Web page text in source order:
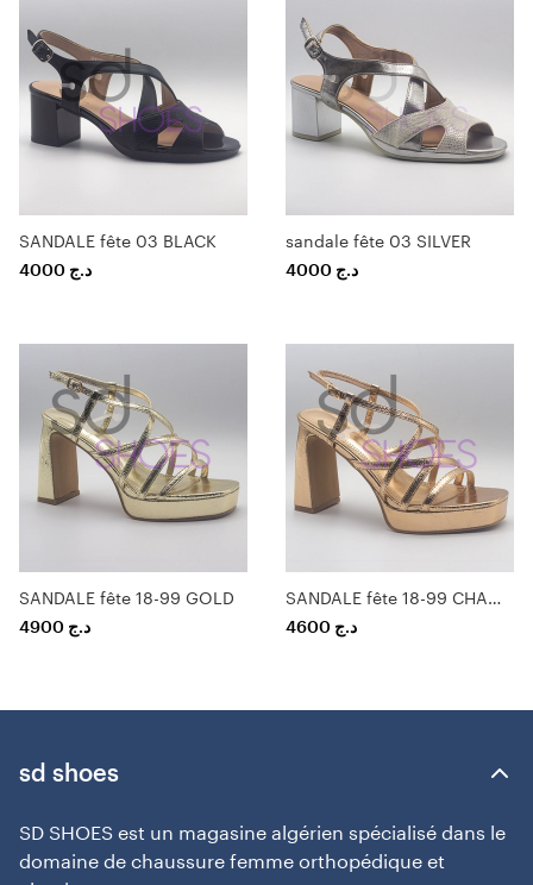
SANDALE fête 03 BLACK
4000 د.ج
sandale fête 03 SILVER
4000 د.ج
SANDALE fête 18-99 GOLD
4900 د.ج
SANDALE fête 18-99 CHAMPAGNE
4600 د.ج
sd shoes
SD SHOES est un magasine algérien spécialisé dans le
domaine de chaussure femme orthopédique et